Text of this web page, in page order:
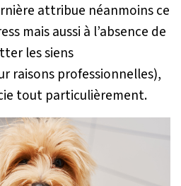
attribue néanmoins ce
mais aussi à l’absence de
les siens
raisons professionnelles),
tout particulièrement.